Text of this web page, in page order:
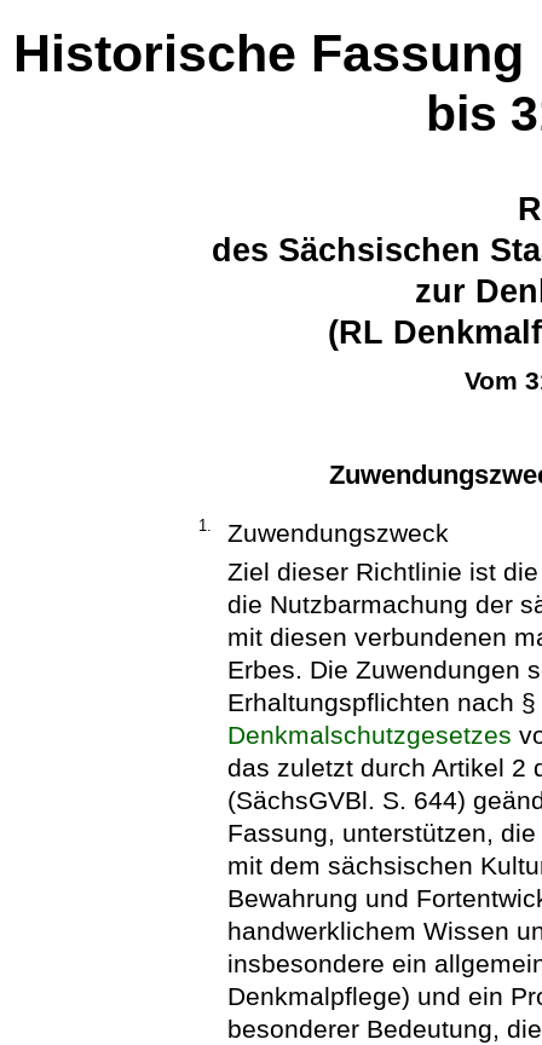
Historische Fassung
bis
des Sächsischen
zur
(RL
Vom
1.
Zuwendungszweck
Ziel dieser Richtlinie ist
die Nutzbarmachung der
mit diesen verbundenen
Erbes. Die Zuwendungen
Erhaltungspflichten nach
Denkmalschutzgesetzes
das zuletzt durch Artikel 2
(SächsGVBl. S. 644)
Fassung, unterstützen,
mit dem sächsischen
Bewahrung und
handwerklichem Wissen
insbesondere ein
Denkmalpflege) und ein
besonderer Bedeutung,